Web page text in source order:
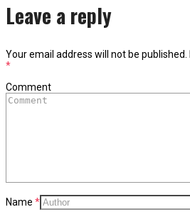
Leave a reply
Your email address will not be published.
*
Comment
Name *